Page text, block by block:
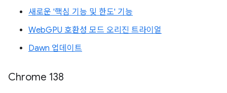
새로운 '핵심 기능 및 한도' 기능
WebGPU 호환성 모드 오리진 트라이얼
Dawn 업데이트
Chrome 138